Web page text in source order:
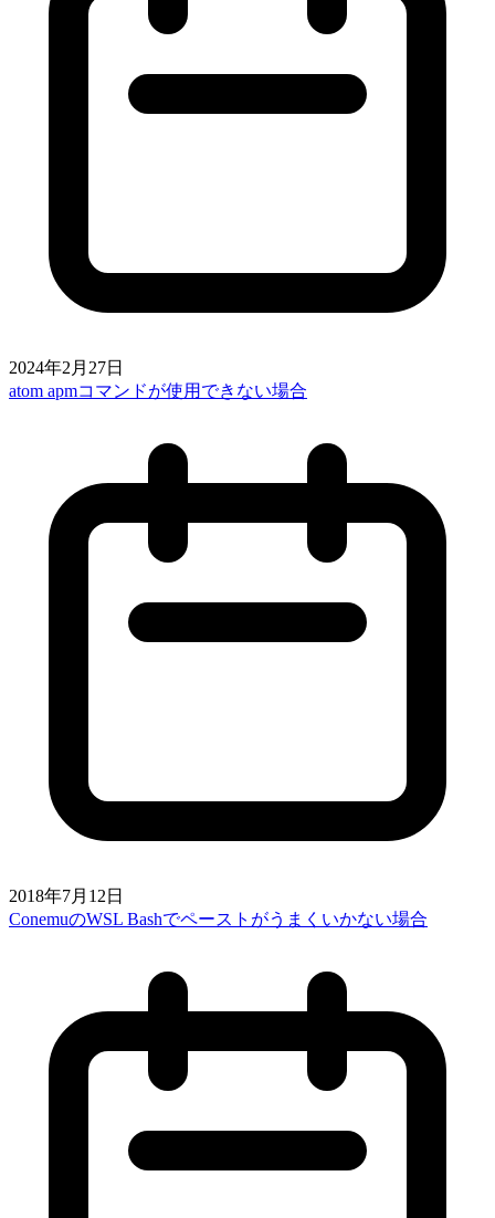
2024年2月27日
atom apmコマンドが使用できない場合
2018年7月12日
ConemuのWSL Bashでペーストがうまくいかない場合